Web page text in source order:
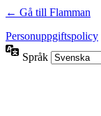
← Gå till Flamman
Personuppgiftspolicy
Språk